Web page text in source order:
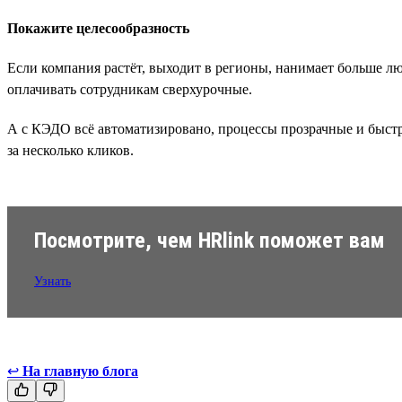
Покажите целесообразность
Если компания растёт, выходит в регионы, нанимает больше
оплачивать сотрудникам сверхурочные.
А с КЭДО всё автоматизировано, процессы прозрачные и
за несколько кликов.
Посмотрите, чем HRlink поможет вам
Узнать
↩ На главную блога